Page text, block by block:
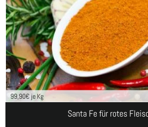
99,90€ je Kg
Santa Fe für rotes